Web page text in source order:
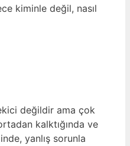
kiminle değil, nasıl
değildir ama çok
kalktığında ve
yanlış sorunla